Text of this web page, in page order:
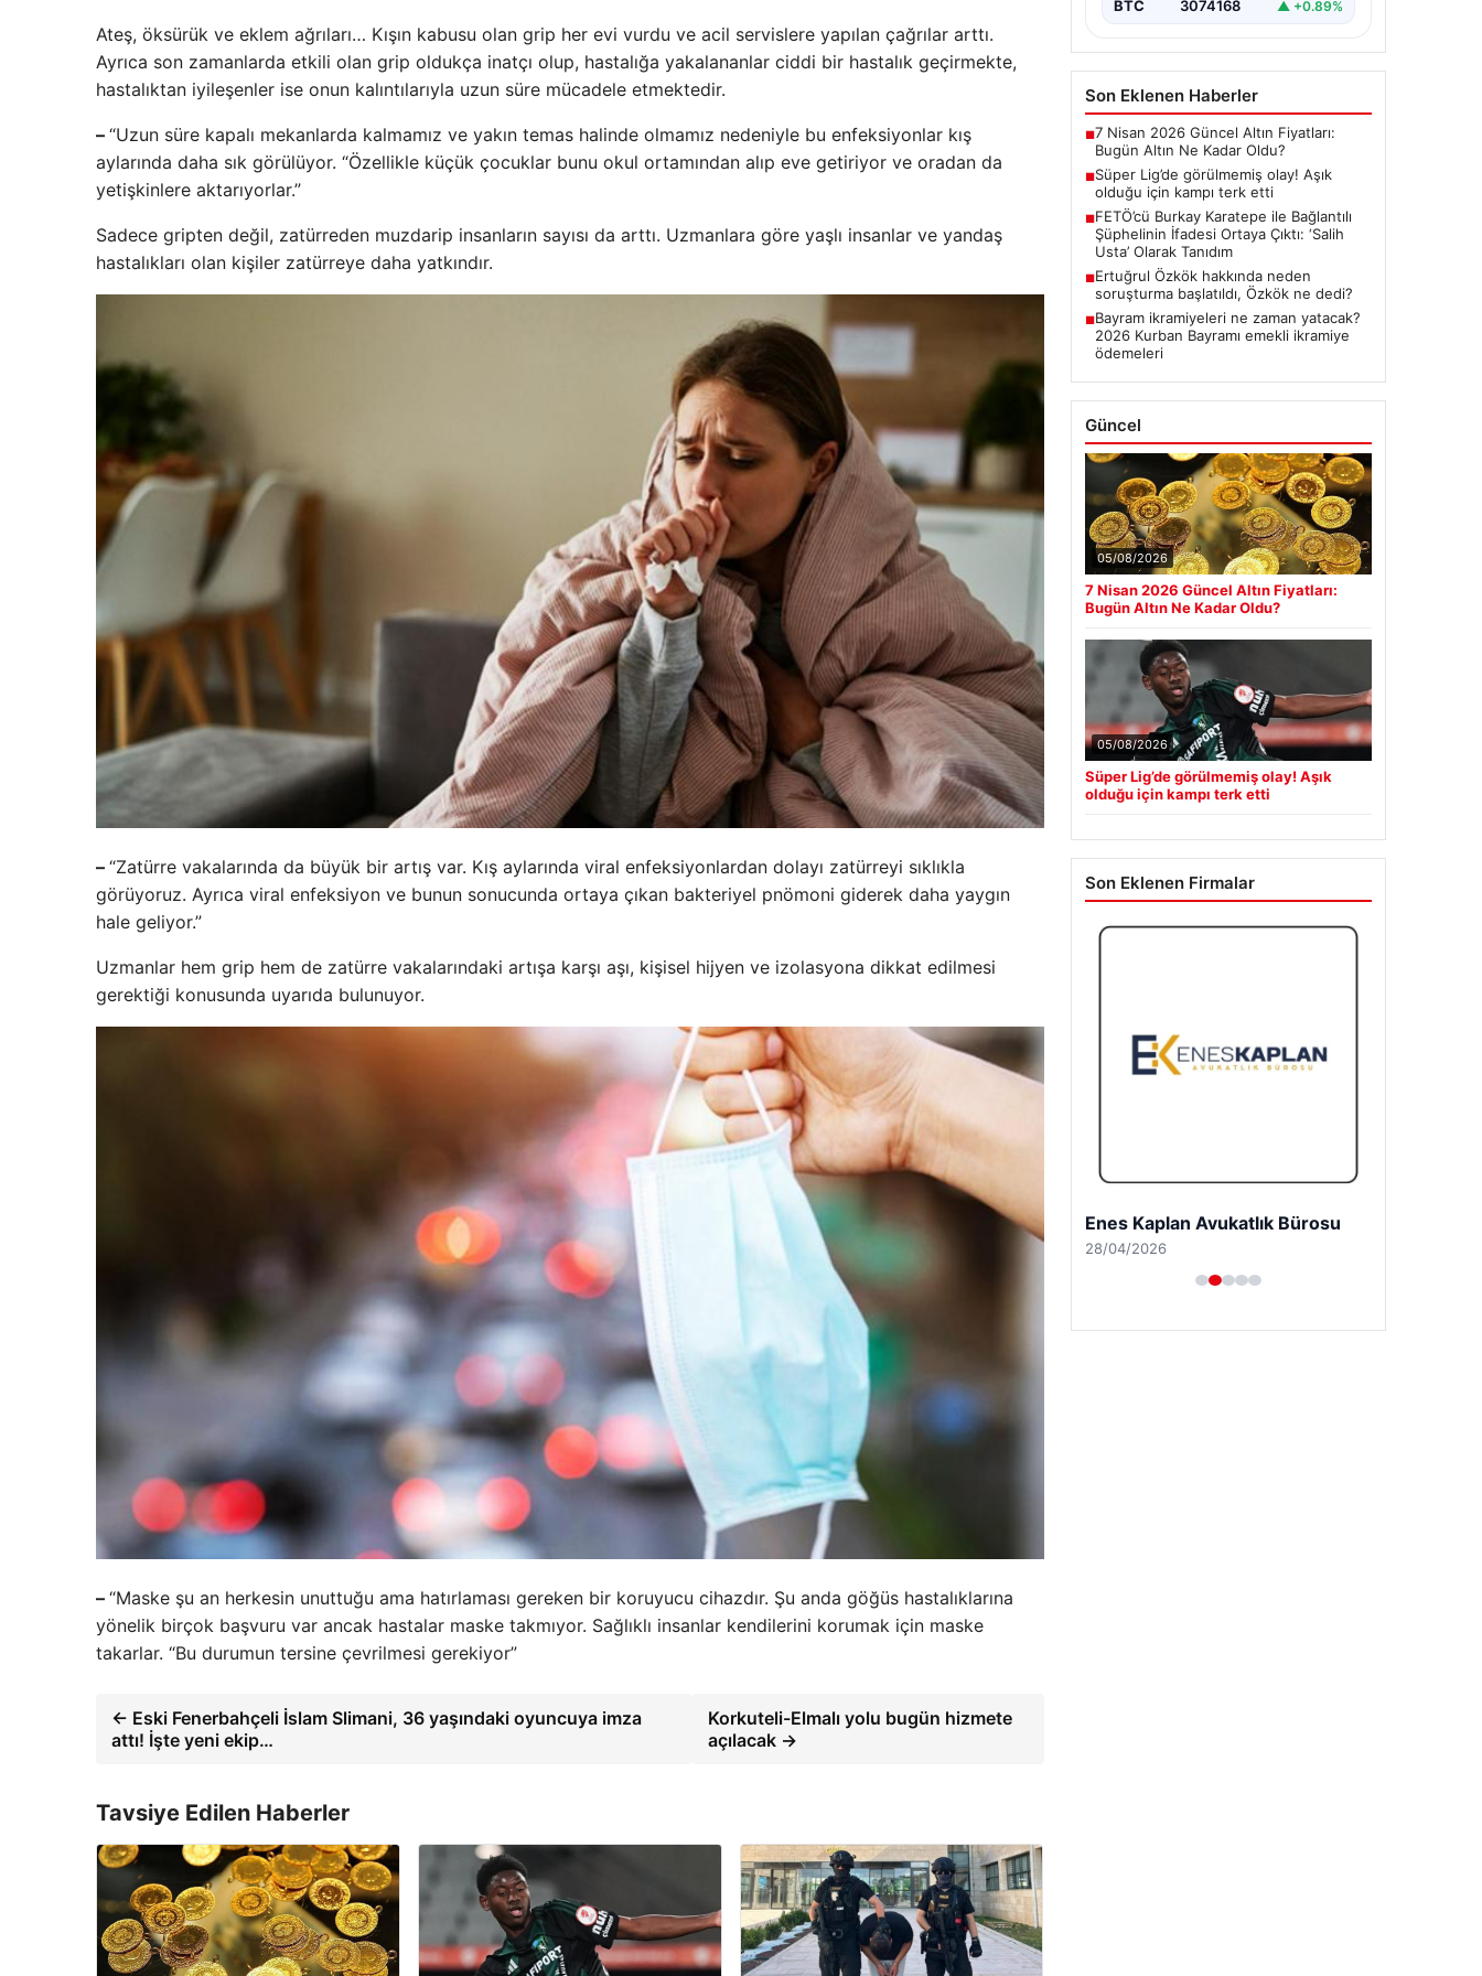
Ateş, öksürük ve eklem ağrıları… Kışın kabusu olan grip her evi vurdu ve acil servislere yapılan çağrılar arttı.
Ayrıca son zamanlarda etkili olan grip oldukça inatçı olup, hastalığa yakalananlar ciddi bir hastalık geçirmekte,
hastalıktan iyileşenler ise onun kalıntılarıyla uzun süre mücadele etmektedir.
– “Uzun süre kapalı mekanlarda kalmamız ve yakın temas halinde olmamız nedeniyle bu enfeksiyonlar kış
aylarında daha sık görülüyor. “Özellikle küçük çocuklar bunu okul ortamından alıp eve getiriyor ve oradan da
yetişkinlere aktarıyorlar.”
Sadece gripten değil, zatürreden muzdarip insanların sayısı da arttı. Uzmanlara göre yaşlı insanlar ve yandaş
hastalıkları olan kişiler zatürreye daha yatkındır.
– “Zatürre vakalarında da büyük bir artış var. Kış aylarında viral enfeksiyonlardan dolayı zatürreyi sıklıkla
görüyoruz. Ayrıca viral enfeksiyon ve bunun sonucunda ortaya çıkan bakteriyel pnömoni giderek daha yaygın
hale geliyor.”
Uzmanlar hem grip hem de zatürre vakalarındaki artışa karşı aşı, kişisel hijyen ve izolasyona dikkat edilmesi
gerektiği konusunda uyarıda bulunuyor.
– “Maske şu an herkesin unuttuğu ama hatırlaması gereken bir koruyucu cihazdır. Şu anda göğüs hastalıklarına
yönelik birçok başvuru var ancak hastalar maske takmıyor. Sağlıklı insanlar kendilerini korumak için maske
takarlar. “Bu durumun tersine çevrilmesi gerekiyor”
← Eski Fenerbahçeli İslam Slimani, 36 yaşındaki oyuncuya imza
attı! İşte yeni ekip…
Korkuteli-Elmalı yolu bugün hizmete
açılacak →
Tavsiye Edilen Haberler
BTC 3074168 ▲ +0.89%
Son Eklenen Haberler
■7 Nisan 2026 Güncel Altın Fiyatları:
Bugün Altın Ne Kadar Oldu?
■Süper Lig’de görülmemiş olay! Aşık
olduğu için kampı terk etti
■FETÖ’cü Burkay Karatepe ile Bağlantılı
Şüphelinin İfadesi Ortaya Çıktı: ‘Salih
Usta’ Olarak Tanıdım
■Ertuğrul Özkök hakkında neden
soruşturma başlatıldı, Özkök ne dedi?
■Bayram ikramiyeleri ne zaman yatacak?
2026 Kurban Bayramı emekli ikramiye
ödemeleri
Güncel
05/08/2026
7 Nisan 2026 Güncel Altın Fiyatları:
Bugün Altın Ne Kadar Oldu?
05/08/2026
Süper Lig’de görülmemiş olay! Aşık
olduğu için kampı terk etti
Son Eklenen Firmalar
Enes Kaplan Avukatlık Bürosu
28/04/2026